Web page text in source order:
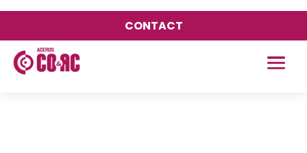
CONTACT